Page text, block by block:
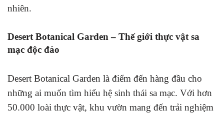
nhiên.
Desert Botanical Garden – Thế giới thực vật sa
mạc độc đáo
Desert Botanical Garden là điểm đến hàng đầu cho
những ai muốn tìm hiểu hệ sinh thái sa mạc. Với hơn
50.000 loài thực vật, khu vườn mang đến trải nghiệm